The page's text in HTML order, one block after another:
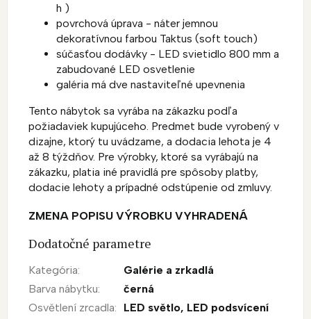
h )
povrchová úprava - náter jemnou
dekoratívnou farbou Taktus (soft touch)
súčasťou dodávky - LED svietidlo 800 mm a
zabudované LED osvetlenie
galéria má dve nastaviteľné upevnenia
Tento nábytok sa vyrába na zákazku podľa
požiadaviek kupujúceho. Predmet bude vyrobený v
dizajne, ktorý tu uvádzame, a dodacia lehota je 4
až 8 týždňov. Pre výrobky, ktoré sa vyrábajú na
zákazku, platia iné pravidlá pre spôsoby platby,
dodacie lehoty a prípadné odstúpenie od zmluvy.
ZMENA POPISU VÝROBKU VYHRADENÁ
Dodatočné parametre
Kategória:
Galérie a zrkadlá
Barva nábytku:
černá
Osvětlení zrcadla: LED světlo, LED podsvícení